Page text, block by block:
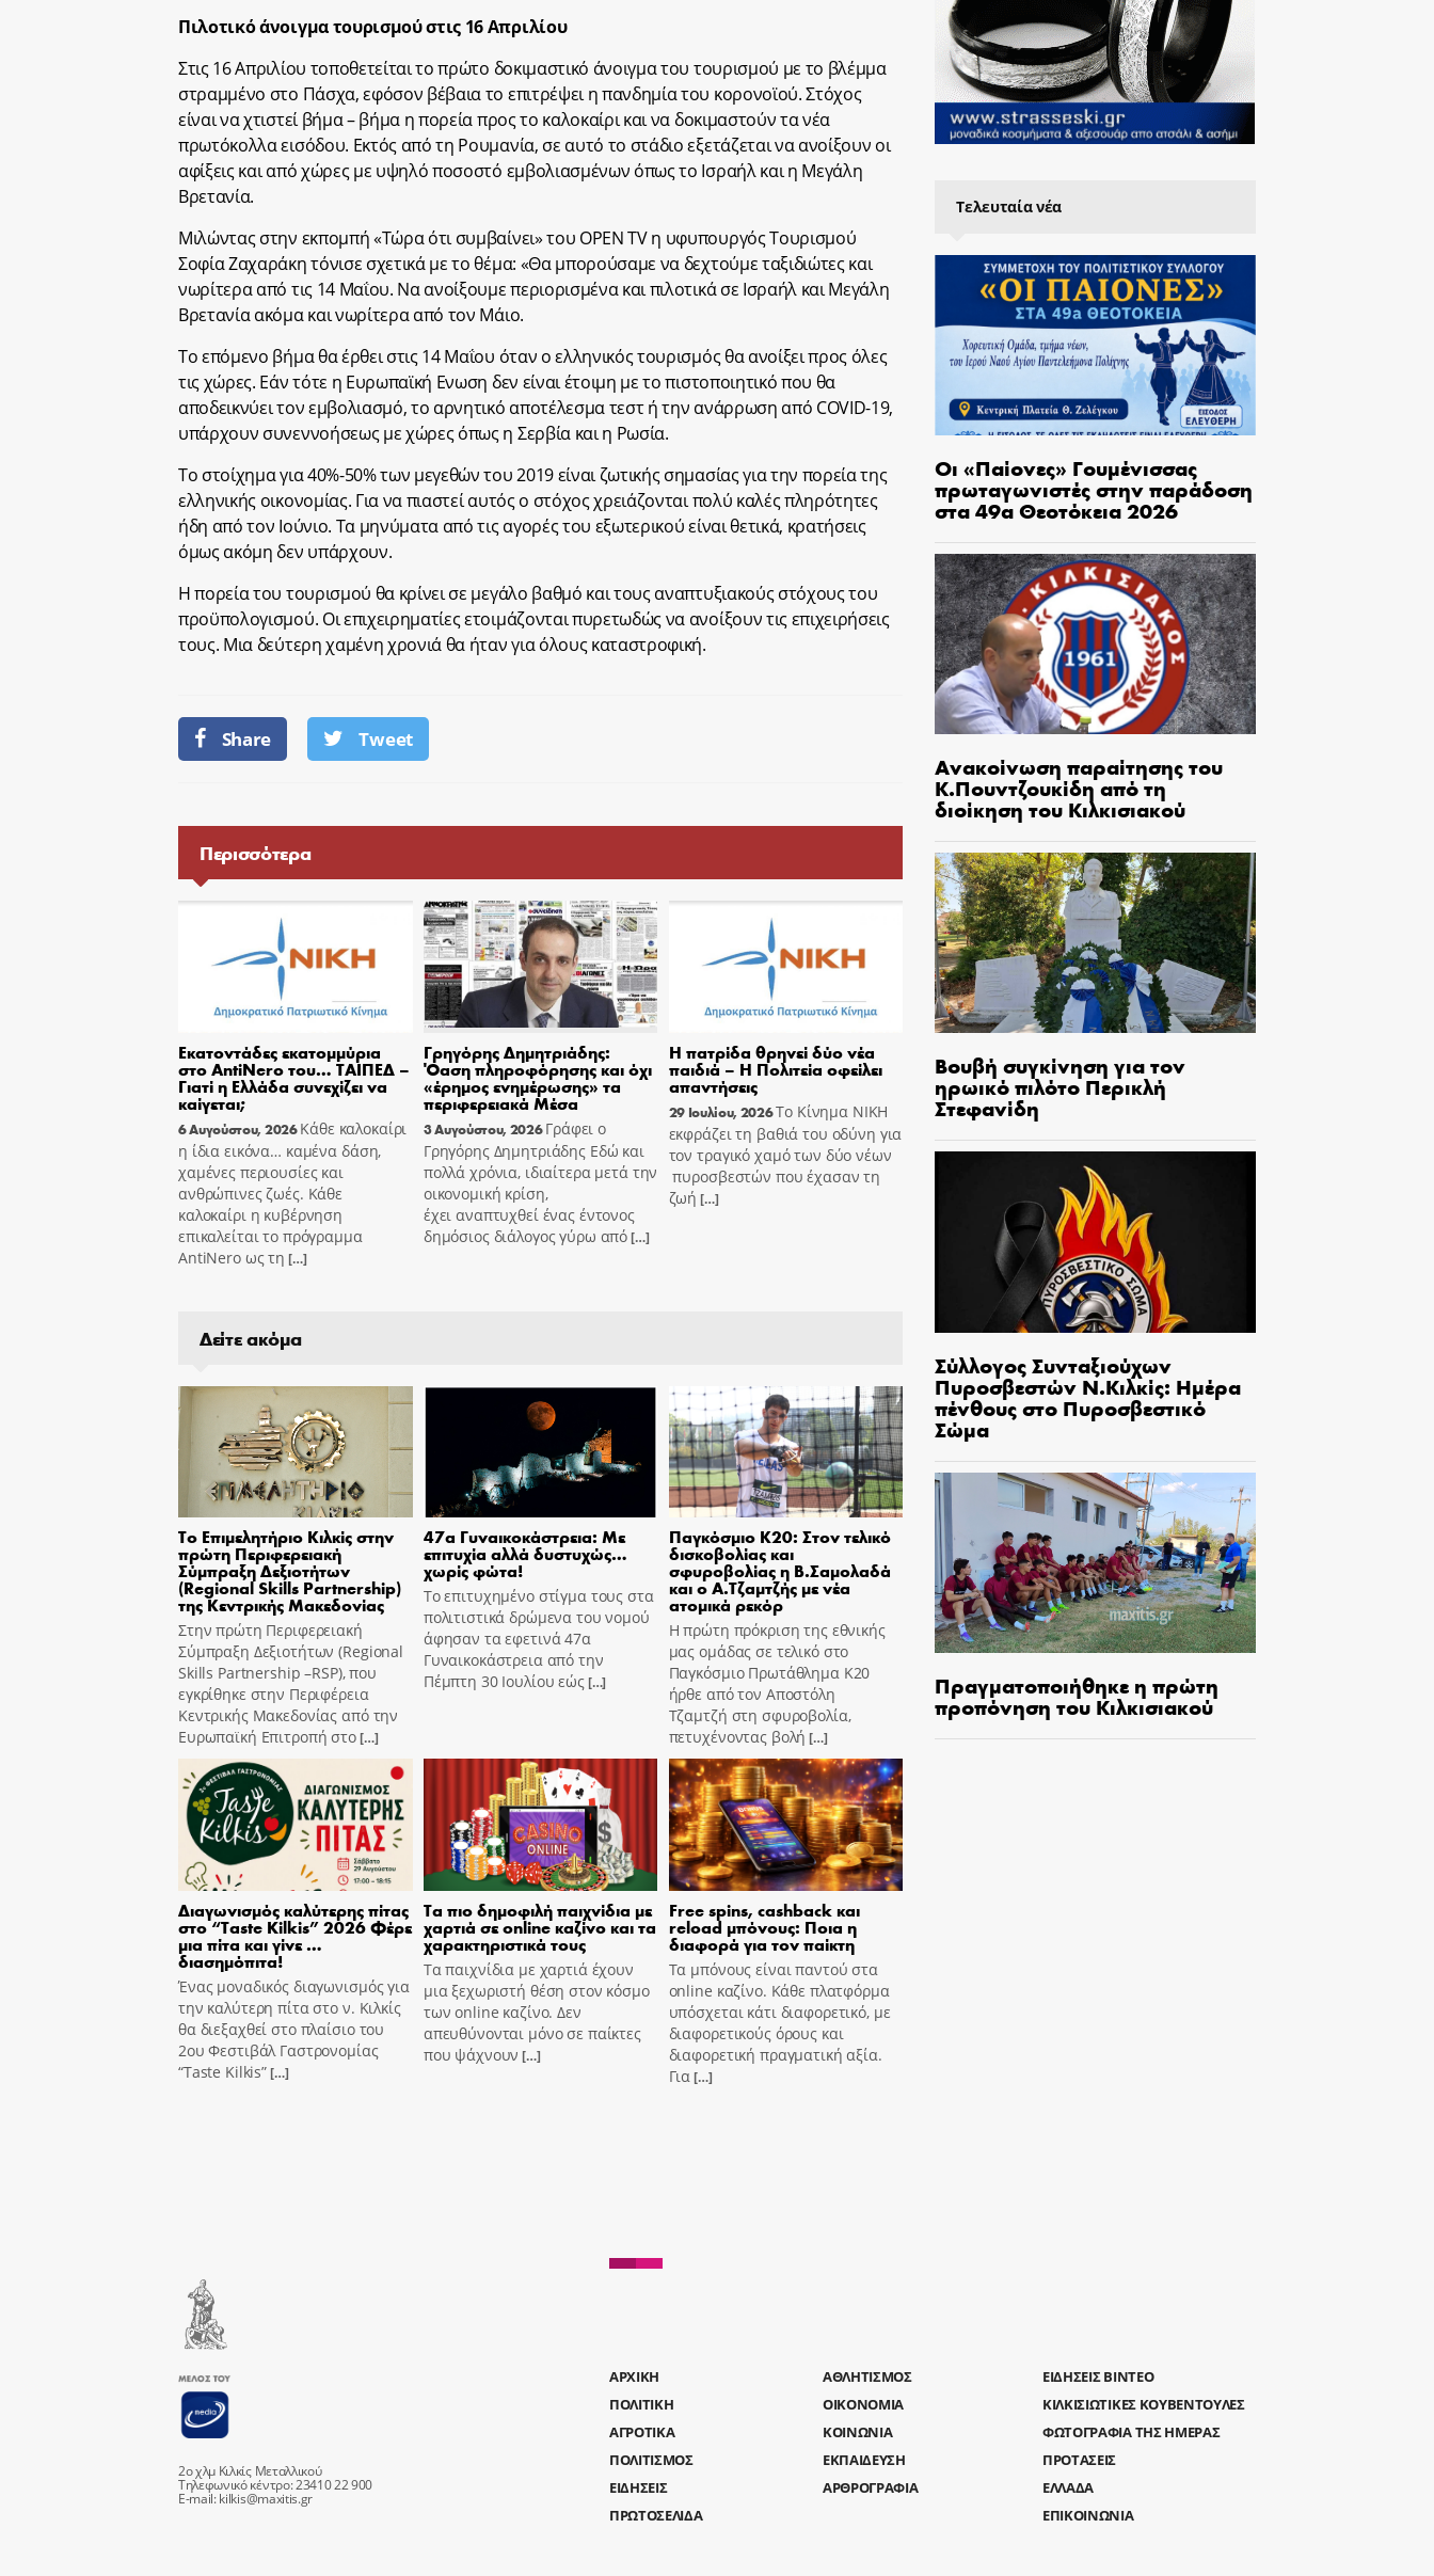
Πιλοτικό άνοιγμα τουρισμού στις 16 Απριλίου
Στις 16 Απριλίου τοποθετείται το πρώτο δοκιμαστικό άνοιγμα του τουρισμού με το βλέμμα
στραμμένο στο Πάσχα, εφόσον βέβαια το επιτρέψει η πανδημία του κορονοϊού. Στόχος
είναι να χτιστεί βήμα – βήμα η πορεία προς το καλοκαίρι και να δοκιμαστούν τα νέα
πρωτόκολλα εισόδου. Εκτός από τη Ρουμανία, σε αυτό το στάδιο εξετάζεται να ανοίξουν οι
αφίξεις και από χώρες με υψηλό ποσοστό εμβολιασμένων όπως το Ισραήλ και η Μεγάλη
Βρετανία.
Μιλώντας στην εκπομπή «Τώρα ότι συμβαίνει» του OPEN TV η υφυπουργός Τουρισμού
Σοφία Ζαχαράκη τόνισε σχετικά με το θέμα: «Θα μπορούσαμε να δεχτούμε ταξιδιώτες και
νωρίτερα από τις 14 Μαΐου. Να ανοίξουμε περιορισμένα και πιλοτικά σε Ισραήλ και Μεγάλη
Βρετανία ακόμα και νωρίτερα από τον Μάιο.
Το επόμενο βήμα θα έρθει στις 14 Μαΐου όταν ο ελληνικός τουρισμός θα ανοίξει προς όλες
τις χώρες. Εάν τότε η Ευρωπαϊκή Ενωση δεν είναι έτοιμη με το πιστοποιητικό που θα
αποδεικνύει τον εμβολιασμό, το αρνητικό αποτέλεσμα τεστ ή την ανάρρωση από COVID-19,
υπάρχουν συνεννοήσεως με χώρες όπως η Σερβία και η Ρωσία.
Το στοίχημα για 40%-50% των μεγεθών του 2019 είναι ζωτικής σημασίας για την πορεία της
ελληνικής οικονομίας. Για να πιαστεί αυτός ο στόχος χρειάζονται πολύ καλές πληρότητες
ήδη από τον Ιούνιο. Τα μηνύματα από τις αγορές του εξωτερικού είναι θετικά, κρατήσεις
όμως ακόμη δεν υπάρχουν.
Η πορεία του τουρισμού θα κρίνει σε μεγάλο βαθμό και τους αναπτυξιακούς στόχους του
προϋπολογισμού. Οι επιχειρηματίες ετοιμάζονται πυρετωδώς να ανοίξουν τις επιχειρήσεις
τους. Μια δεύτερη χαμένη χρονιά θα ήταν για όλους καταστροφική.
Share Tweet
Περισσότερα
Εκατοντάδες εκατομμύρια
στο AntiNero του… ΤΑΙΠΕΔ –
Γιατί η Ελλάδα συνεχίζει να
καίγεται;
6 Αυγούστου, 2026Κάθε καλοκαίρι
η ίδια εικόνα… καμένα δάση,
χαμένες περιουσίες και
ανθρώπινες ζωές. Κάθε
καλοκαίρι η κυβέρνηση
επικαλείται το πρόγραμμα
AntiNero ως τη […]
Γρηγόρης Δημητριάδης:
Όαση πληροφόρησης και όχι
«έρημος ενημέρωσης» τα
περιφερειακά Μέσα
3 Αυγούστου, 2026 Γράφει ο
Γρηγόρης Δημητριάδης Εδώ και
πολλά χρόνια, ιδιαίτερα μετά την
οικονομική κρίση,
έχει αναπτυχθεί ένας έντονος
δημόσιος διάλογος γύρω από[…]
Η πατρίδα θρηνεί δύο νέα
παιδιά – Η Πολιτεία οφείλει
απαντήσεις
29 Ιουλίου, 2026Το Κίνημα ΝΙΚΗ
εκφράζει τη βαθιά του οδύνη για
τον τραγικό χαμό των δύο νέων
πυροσβεστών που έχασαν τη
ζωή […]
Δείτε ακόμα
Το Επιμελητήριο Κιλκίς στην
πρώτη Περιφερειακή
Σύμπραξη Δεξιοτήτων
(Regional Skills Partnership)
της Κεντρικής Μακεδονίας
Στην πρώτη Περιφερειακή
Σύμπραξη Δεξιοτήτων (Regional
Skills Partnership –RSP), που
εγκρίθηκε στην Περιφέρεια
Κεντρικής Μακεδονίας από την
Ευρωπαϊκή Επιτροπή στο[…]
47α Γυναικοκάστρεια: Με
επιτυχία αλλά δυστυχώς…
χωρίς φώτα!
Το επιτυχημένο στίγμα τους στα
πολιτιστικά δρώμενα του νομού
άφησαν τα εφετινά 47α
Γυναικοκάστρεια από την
Πέμπτη 30 Ιουλίου εώς[…]
Παγκόσμιο Κ20: Στον τελικό
δισκοβολίας και
σφυροβολίας η Β.Σαμολαδά
και ο Α.Τζαμτζής με νέα
ατομικά ρεκόρ
Η πρώτη πρόκριση της εθνικής
μας ομάδας σε τελικό στο
Παγκόσμιο Πρωτάθλημα Κ20
ήρθε από τον Αποστόλη
Τζαμτζή στη σφυροβολία,
πετυχένοντας βολή […]
Διαγωνισμός καλύτερης πίτας
στο “Taste Kilkis” 2026 Φέρε
μια πίτα και γίνε …
διασημόπιτα!
Ένας μοναδικός διαγωνισμός για
την καλύτερη πίτα στο ν. Κιλκίς
θα διεξαχθεί στο πλαίσιο του
2ου Φεστιβάλ Γαστρονομίας
“Taste Kilkis”[…]
Τα πιο δημοφιλή παιχνίδια με
χαρτιά σε online καζίνο και τα
χαρακτηριστικά τους
Τα παιχνίδια με χαρτιά έχουν
μια ξεχωριστή θέση στον κόσμο
των online καζίνο. Δεν
απευθύνονται μόνο σε παίκτες
που ψάχνουν […]
Free spins, cashback και
reload μπόνους: Ποια η
διαφορά για τον παίκτη
Τα μπόνους είναι παντού στα
online καζίνο. Κάθε πλατφόρμα
υπόσχεται κάτι διαφορετικό, με
διαφορετικούς όρους και
διαφορετική πραγματική αξία.
Για […]
Τελευταία νέα
Οι «Παίονες» Γουμένισσας
πρωταγωνιστές στην παράδοση
στα 49α Θεοτόκεια 2026
Ανακοίνωση παραίτησης του
Κ.Πουντζουκίδη από τη
διοίκηση του Κιλκισιακού
Βουβή συγκίνηση για τον
ηρωικό πιλότο Περικλή
Στεφανίδη
Σύλλογος Συνταξιούχων
Πυροσβεστών Ν.Κιλκίς: Ημέρα
πένθους στο Πυροσβεστικό
Σώμα
Πραγματοποιήθηκε η πρώτη
προπόνηση του Κιλκισιακού
2ο χλμ Κιλκίς Μεταλλικού
Τηλεφωνικό κέντρο: 23410 22 900
E-mail:kilkis@maxitis.gr
AΡΧΙΚΗ
ΑΘΛΗΤΙΣΜΟΣ
ΠΟΛΙΤΙΚΗ
ΟΙΚΟΝΟΜΙΑ
ΑΓΡΟΤΙΚΑ
ΚΟΙΝΩΝΙΑ
ΠΟΛΙΤΙΣΜΟΣ
ΕΚΠΑΙΔΕΥΣΗ
ΕΙΔΗΣΕΙΣ
ΑΡΘΡΟΓΡΑΦΙΑ
ΠΡΩΤΟΣΕΛΙΔΑ
ΕΙΔΗΣΕΙΣ ΒΙΝΤΕΟ
ΚΙΛΚΙΣΙΩΤΙΚΕΣ ΚΟΥΒΕΝΤΟΥΛΕΣ
ΦΩΤΟΓΡΑΦΙΑ ΤΗΣ ΗΜΕΡΑΣ
ΠΡΟΤΑΣΕΙΣ
ΕΛΛΑΔΑ
ΕΠΙΚΟΙΝΩΝΙΑ